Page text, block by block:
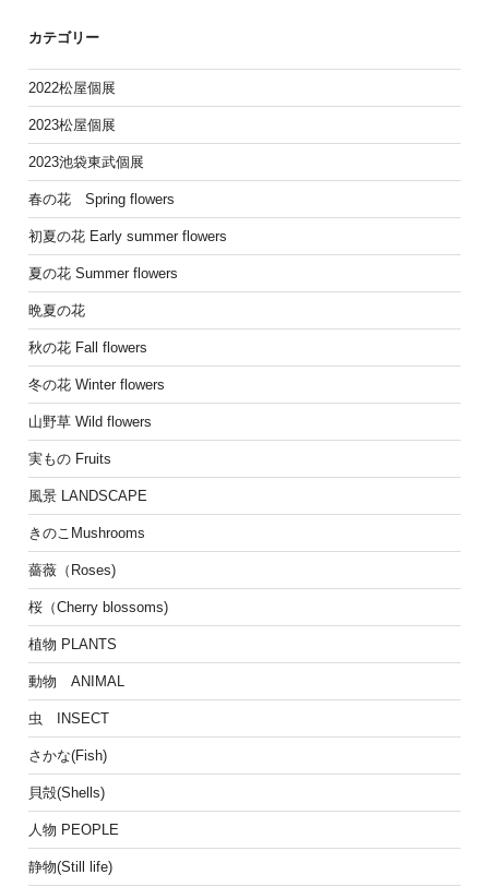
カテゴリー
2022松屋個展
2023松屋個展
2023池袋東武個展
春の花 Spring flowers
初夏の花 Early summer flowers
夏の花 Summer flowers
晩夏の花
秋の花 Fall flowers
冬の花 Winter flowers
山野草 Wild flowers
実もの Fruits
風景 LANDSCAPE
きのこMushrooms
薔薇（Roses)
桜（Cherry blossoms)
植物 PLANTS
動物 ANIMAL
虫 INSECT
さかな(Fish)
貝殻(Shells)
人物 PEOPLE
静物(Still life)